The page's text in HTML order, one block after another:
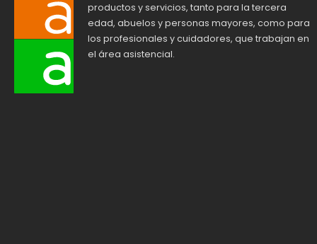
productos y servicios, tanto para la tercera
edad, abuelos y personas mayores, como para
los profesionales y cuidadores, que trabajan en
el área asistencial.